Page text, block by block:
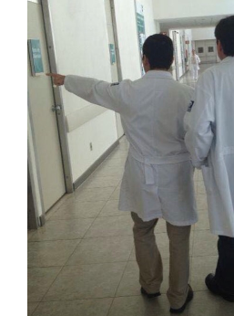
S
T
R
C
Ó
N
I